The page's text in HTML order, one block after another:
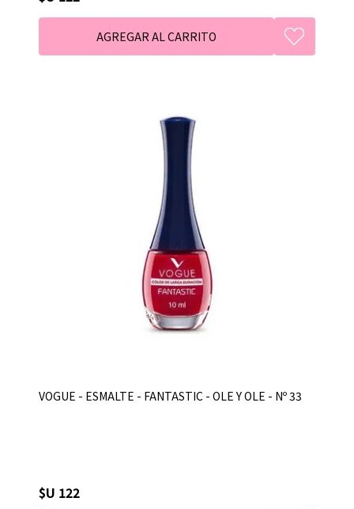
VOGUE - ESMALTE - FANTASTIC - OLE Y OLE - Nº 33
$U 122